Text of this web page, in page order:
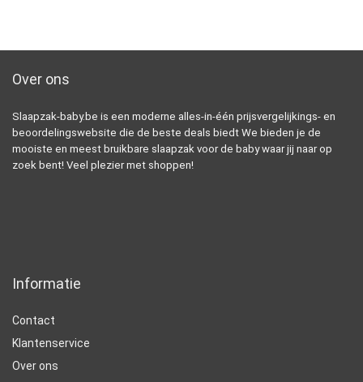
Over ons
Slaapzak-baby.be is een moderne alles-in-één prijsvergelijkings- en
beoordelingswebsite die de beste deals biedt We bieden je de
mooiste en meest bruikbare slaapzak voor de baby waar jij naar op
zoek bent! Veel plezier met shoppen!
Informatie
Contact
Klantenservice
Over ons